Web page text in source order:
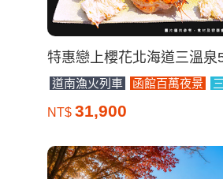
特惠戀上櫻花北海道三溫泉
道南漁火列車 函館百萬夜景
NT$ 31,900